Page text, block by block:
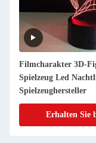
Filmcharakter 3D-
Spielzeug Led
Spielzeughersteller
Erhalten Sie